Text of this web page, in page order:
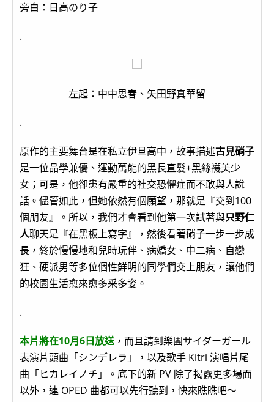
旁白：日高のり子
.
左起：中中思春、矢田野真華留
.
原作的主要舞台是在私立伊旦高中，故事描述古見硝子
是一位品學兼優、運動萬能的黑長直髮+黑絲襪美少
女；可是，他卻患有嚴重的社交恐懼症而不敢與人說
話。儘管如此，但她依然有個願望，那就是『交到100
個朋友』。所以，我們才會看到他第一次試著與只野仁
人聊天是『在黑板上寫字』，然後看著硝子一步一步成
長，終於慢慢地和兒時玩伴、病嬌女、中二病、自戀
狂、硬派男等多位個性鮮明的同學們交上朋友，讓他們
的校園生活愈來愈多采多姿。
.
本片將在10月6日放送，而且請到樂團サイダーガール
表演片頭曲「シンデレラ」，以及歌手 Kitri 演唱片尾
曲「ヒカレイノチ」。底下的新 PV 除了揭露更多場面
以外，連 OPED 曲都可以先行聽到，快來瞧瞧吧～